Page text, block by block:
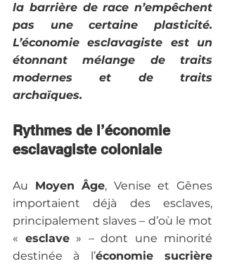
la barrière de race n’empêchent
pas une certaine plasticité.
L’économie esclavagiste est un
étonnant mélange de traits
modernes et de traits
archaïques.
Rythmes de l’économie
esclavagiste coloniale
Au Moyen Âge, Venise et Gênes
importaient déjà des esclaves,
principalement slaves – d’où le mot
« esclave » – dont une minorité
destinée à l’économie sucrière